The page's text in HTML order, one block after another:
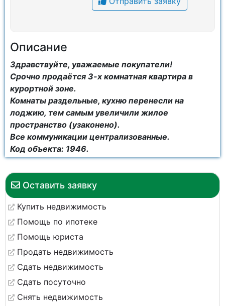
Оставить заявку
Купить недвижимость
Помощь по ипотеке
Помощь юриста
Продать недвижимость
Сдать недвижимость
Сдать посуточно
Снять недвижимость
Описание
Здравствуйте, уважаемые покупатели!
Срочно продаётся 3-х комнатная квартира в
курортной зоне.
Комнаты раздельные, кухню перенесли на
лоджию, тем самым увеличили жилое
пространство (узаконено).
Все коммуникации централизованные.
Код объекта: 1946.